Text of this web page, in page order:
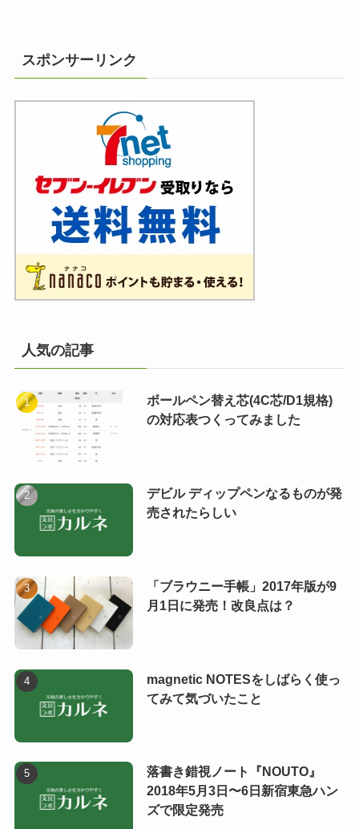
スポンサーリンク
人気の記事
ボールペン替え芯(4C芯/D1規格)
の対応表つくってみました
デビル ディップペンなるものが発
売されたらしい
「ブラウニー手帳」2017年版が9
月1日に発売！改良点は？
magnetic NOTESをしばらく使っ
てみて気づいたこと
落書き錯視ノート『NOUTO』
2018年5月3日〜6日新宿東急ハン
ズで限定発売